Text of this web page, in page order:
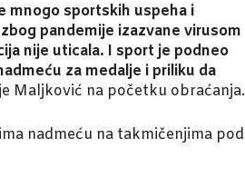
mnogo sportskih uspeha i
pandemije izazvane virusom
nije uticala. I sport je podneo
za medalje i priliku da
Maljković na početku obraćanja.
nadmeću na takmičenjima pod